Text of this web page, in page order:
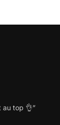
au top 👌”